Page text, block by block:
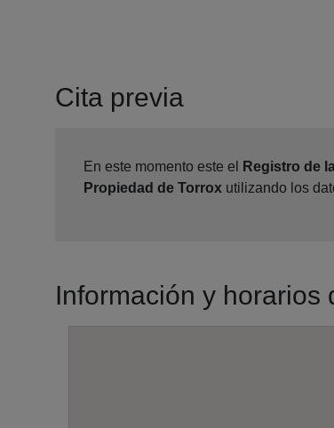
Cita previa
En este momento este el Registro de
Propiedad de Torrox utilizando los
Información y horarios